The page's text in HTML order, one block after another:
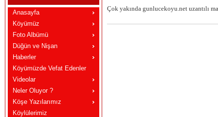
Anasayfa
Köyümüz
Foto Albümü
Düğün ve Nişan
Haberler
Köyümüzde Vefat Edenler
Videolar
Neler Oluyor ?
Köşe Yazılarımız
Köylülerimiz
Çok yakında gunlucekoyu.net uzantılı